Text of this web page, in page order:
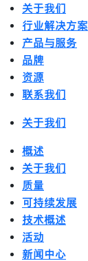
关于我们
行业解决方案
产品与服务
品牌
资源
联系我们
关于我们
概述
关于我们
质量
可持续发展
技术概述
活动
新闻中心